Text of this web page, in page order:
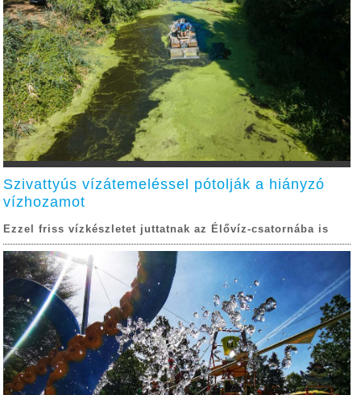
Szivattyús vízátemeléssel pótolják a hiányzó
vízhozamot
Ezzel friss vízkészletet juttatnak az Élővíz-csatornába is